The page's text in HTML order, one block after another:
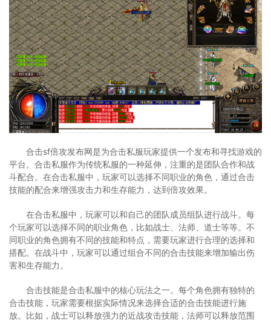
合击sf倍攻发布网是为合击私服玩家提供一个发布和寻找游戏的
平台。合击私服作为传统私服的一种延伸，注重的是团队合作和战
斗配合。在合击私服中，玩家可以选择不同职业的角色，通过合击
技能的配合来增强攻击力和生存能力，达到倍攻效果。
在合击私服中，玩家可以和自己的团队成员组队进行战斗。每
个玩家可以选择不同的职业角色，比如战士、法师、道士等等。不
同职业的角色拥有不同的技能和特点，需要玩家进行合理的选择和
搭配。在战斗中，玩家可以通过组合不同的合击技能来增加输出伤
害和生存能力。
合击技能是合击私服中的核心玩法之一。每个角色拥有独特的
合击技能，玩家需要根据实际情况来选择合适的合击技能进行施
放。比如，战士可以释放强力的近战攻击技能，法师可以释放范围